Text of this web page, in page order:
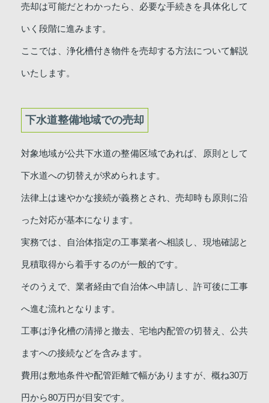
売却は可能だとわかったら、必要な手続きを具体化して
いく段階に進みます。
ここでは、浄化槽付き物件を売却する方法について解説
いたします。
下水道整備地域での売却
対象地域が公共下水道の整備区域であれば、原則として
下水道への切替えが求められます。
法律上は速やかな接続が義務とされ、売却時も原則に沿
った対応が基本になります。
実務では、自治体指定の工事業者へ相談し、現地確認と
見積取得から着手するのが一般的です。
そのうえで、業者経由で自治体へ申請し、許可後に工事
へ進む流れとなります。
工事は浄化槽の清掃と撤去、宅地内配管の切替え、公共
ますへの接続などを含みます。
費用は敷地条件や配管距離で幅がありますが、概ね30万
円から80万円が目安です。